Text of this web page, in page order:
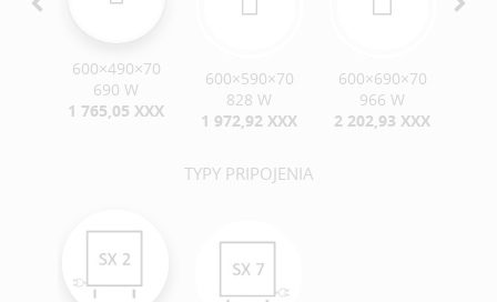
600×490×70
690 W
1 765,05 XXX
600×590×70
828 W
1 972,92 XXX
600×690×70
966 W
2 202,93 XXX
TYPY PRIPOJENIA